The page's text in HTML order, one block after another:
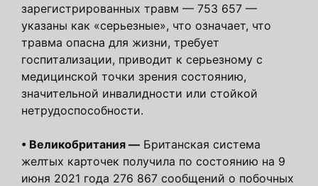
зарегистрированных травм — 753 657 —
указаны как «серьезные», что означает, что
травма опасна для жизни, требует
госпитализации, приводит к серьезному с
медицинской точки зрения состоянию,
значительной инвалидности или стойкой
нетрудоспособности.
• Великобритания — Британская система
желтых карточек получила по состоянию на 9
июня 2021 года 276 867 сообщений о побочных